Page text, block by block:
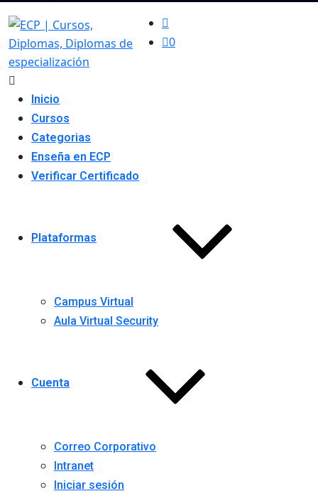
0
Inicio
Cursos
Categorias
Enseña en ECP
Verificar Certificado
Plataformas
Campus Virtual
Aula Virtual Security
Cuenta
Correo Corporativo
Intranet
Iniciar sesión